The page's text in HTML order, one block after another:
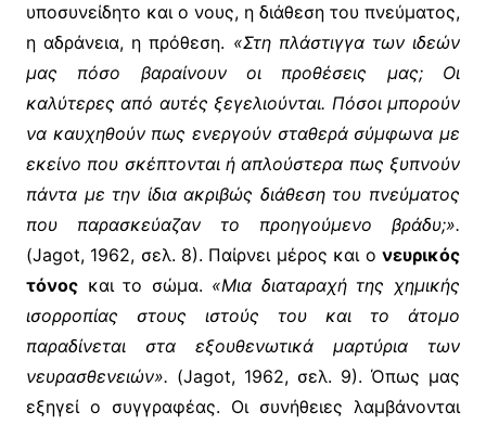
υποσυνείδητο και ο νους, η διάθεση του πνεύματος,
η αδράνεια, η πρόθεση. «Στη πλάστιγγα των ιδεών
μας πόσο βαραίνουν οι προθέσεις μας; Οι
καλύτερες από αυτές ξεγελιούνται. Πόσοι μπορούν
να καυχηθούν πως ενεργούν σταθερά σύμφωνα με
εκείνο που σκέπτονται ή απλούστερα πως ξυπνούν
πάντα με την ίδια ακριβώς διάθεση του πνεύματος
που παρασκεύαζαν το προηγούμενο βράδυ;».
(Jagot, 1962, σελ. 8). Παίρνει μέρος και ονευρικός
τόνοςκαι το σώμα. «Μια διαταραχή της χημικής
ισορροπίας στους ιστούς του και το άτομο
παραδίνεται στα εξουθενωτικά μαρτύρια των
νευρασθενειών». (Jagot, 1962, σελ. 9). Όπως μας
εξηγεί ο συγγραφέας. Οι συνήθειες λαμβάνονται